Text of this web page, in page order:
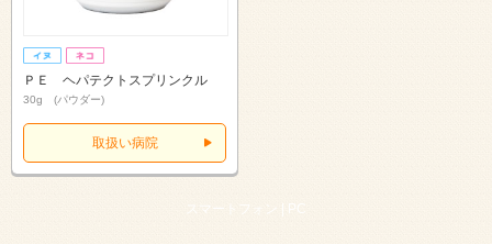
ＰＥ ヘパテクトスプリンクル
30g (パウダー)
取扱い病院
スマートフォン | PC